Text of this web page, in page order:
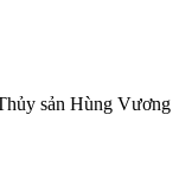
sản Hùng Vương